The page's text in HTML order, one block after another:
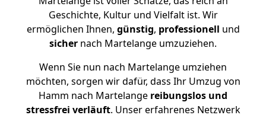
Geschichte, Kultur und Vielfalt ist. Wir
ermöglichen Ihnen, günstig, professionell und
sicher nach Martelange umzuziehen.
Wenn Sie nun nach Martelange umziehen
möchten, sorgen wir dafür, dass Ihr Umzug von
Hamm nach Martelange reibungslos und
stressfrei verläuft. Unser erfahrenes Netzwerk